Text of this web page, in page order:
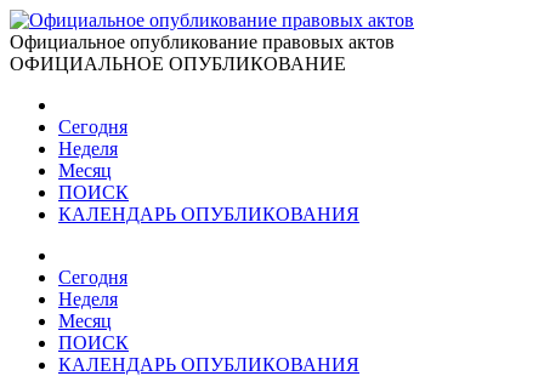
Официальное опубликование правовых актов
ОФИЦИАЛЬНОЕ ОПУБЛИКОВАНИЕ
Сегодня
Неделя
Месяц
ПОИСК
КАЛЕНДАРЬ ОПУБЛИКОВАНИЯ
Сегодня
Неделя
Месяц
ПОИСК
КАЛЕНДАРЬ ОПУБЛИКОВАНИЯ